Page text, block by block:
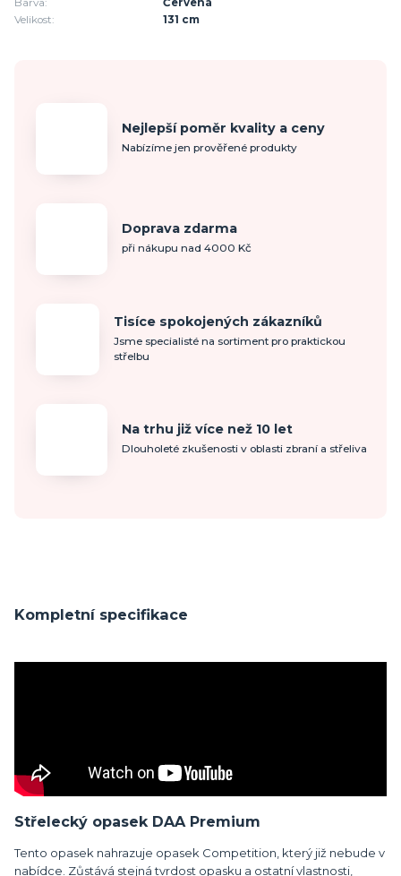
Barva:
Červená
Velikost:
131 cm
Nejlepší poměr kvality a ceny
Nabízíme jen prověřené produkty
Doprava zdarma
při nákupu nad 4000 Kč
Tisíce spokojených zákazníků
Jsme specialisté na sortiment pro praktickou
střelbu
Na trhu již více než 10 let
Dlouholeté zkušenosti v oblasti zbraní a střeliva
Kompletní specifikace
Střelecký opasek DAA Premium
Tento opasek nahrazuje opasek Competition, který již nebude v
nabídce. Zůstává stejná tvrdost opasku a ostatní vlastnosti,